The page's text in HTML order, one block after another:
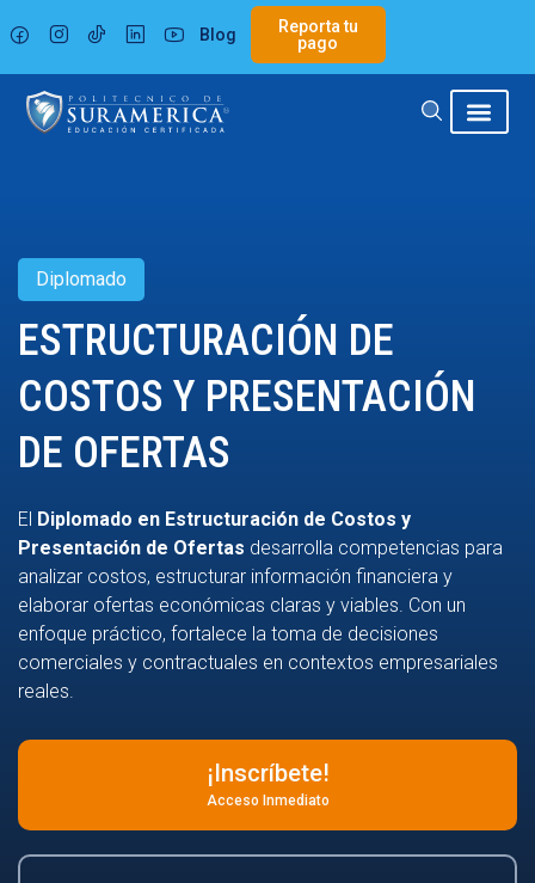
al
contenido
Blog
Reporta tu
pago
Diplomado
ESTRUCTURACIÓN DE
COSTOS Y PRESENTACIÓN
DE OFERTAS
El Diplomado en Estructuración de Costos y
Presentación de Ofertas desarrolla competencias para
analizar costos, estructurar información financiera y
elaborar ofertas económicas claras y viables. Con un
enfoque práctico, fortalece la toma de decisiones
comerciales y contractuales en contextos empresariales
reales.
¡Inscríbete!
Acceso Inmediato